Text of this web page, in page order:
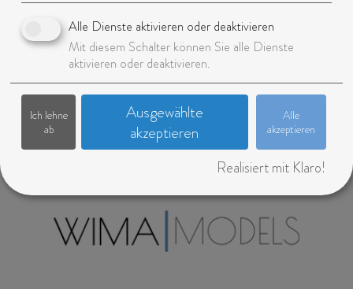
Haare
Instagram:
24.200
Download Sedcard Download Polacard
Alle Dienste aktivieren oder deaktivieren
Mit diesem Schalter können Sie alle Dienste
aktivieren oder deaktivieren.
Ich lehne
ab
Ausgewählte
akzeptieren
Alle
akzeptieren
Realisiert mit Klaro!